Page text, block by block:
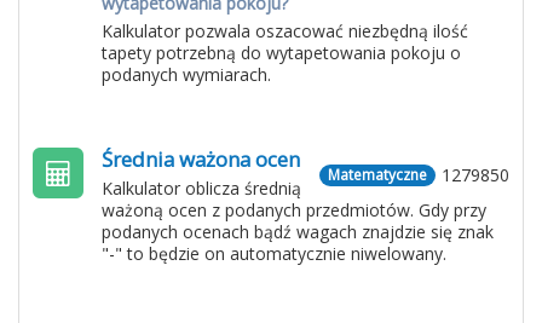
Kalkulator pozwala oszacować niezbędną ilość
tapety potrzebną do wytapetowania pokoju o
podanych wymiarach.
1279850
Matematyczne
Średnia ważona ocen
Kalkulator oblicza średnią
ważoną ocen z podanych przedmiotów. Gdy przy
podanych ocenach bądź wagach znajdzie się znak
"-" to będzie on automatycznie niwelowany.